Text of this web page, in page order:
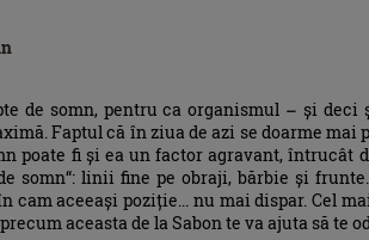
de somn, pentru ca organismul – și
Faptul că în ziua de azi se doarme
poate fi și ea un factor agravant, întrucât
somn“: linii fine pe obraji, bărbie și
cam aceeași poziție... nu mai dispar. Cel
aceasta de la Sabon te va ajuta să te